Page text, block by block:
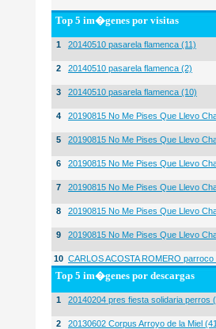
Top 5 im�genes por visitas
1 20140510 pasarela flamenca (11)
2 20140510 pasarela flamenca (2)
3 20140510 pasarela flamenca (10)
4 20190815 No Me Pises Que Llevo
5 20190815 No Me Pises Que Llevo
6 20190815 No Me Pises Que Llevo
7 20190815 No Me Pises Que Llevo
8 20190815 No Me Pises Que Llevo
9 20190815 No Me Pises Que Llevo
10 CARLOS ACOSTA ROMERO
Top 5 im�genes por descargas
1 20140204 pres fiesta solidaria perros
2 20130602 Corpus Arroyo de la Miel